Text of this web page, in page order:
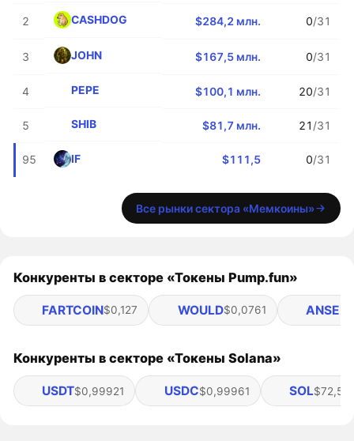
2 CASHDOG $284,2 млн. 0/31
3 JOHN $167,5 млн. 0/31
4 PEPE $100,1 млн. 20/31
5 SHIB $81,7 млн. 21 /31
95 IF $111,5 0/31
Все рынки сектора «Мемкоины»
Конкуренты в секторе «Токены Pump.fun»
FARTCOIN$0,127 WOULD$0,0761 ANSEM
Конкуренты в секторе «Токены Solana»
USDT$0,99921 USDC$0,99961 SOL$72,53